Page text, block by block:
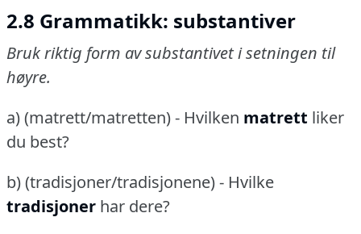
2.8 Grammatikk: substantiver
Bruk riktig form av substantivet i setningen til
høyre.
a) (matrett/matretten) - Hvilken matrett liker
du best?
b) (tradisjoner/tradisjonene) - Hvilke
tradisjoner har dere?